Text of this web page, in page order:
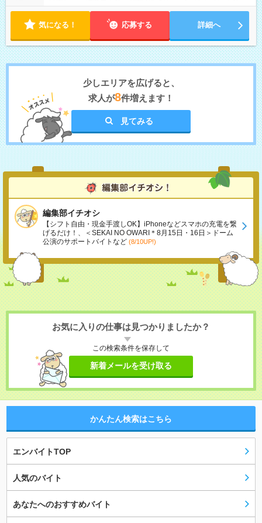
気になる！ 応募する 詳細へ
少しエリアを広げると、
求人が8件増えます！
見てみる
編集部イチオシ
【シフト自由・現金手渡しOK】iPhoneなどスマホの充電を繋
げるだけ！、＜SEKAI NO OWARI＊8月15日・16日＞ドーム
公演のサポートバイトなど (8/10UP!)
お気に入りの仕事は見つかりましたか？
この検索条件を保存して
新着メールを受け取る
かんたん検索はこちら
エンバイトTOP
人気のバイト
あなたへのおすすめバイト